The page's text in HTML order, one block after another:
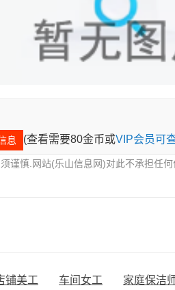
息 (查看需要80金币或VIP会员可
谨慎.网站(乐山信息网)对此不承担任
铺美工 车间女工 家庭保洁